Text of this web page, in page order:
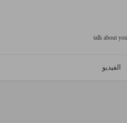
talk about
الفيديو